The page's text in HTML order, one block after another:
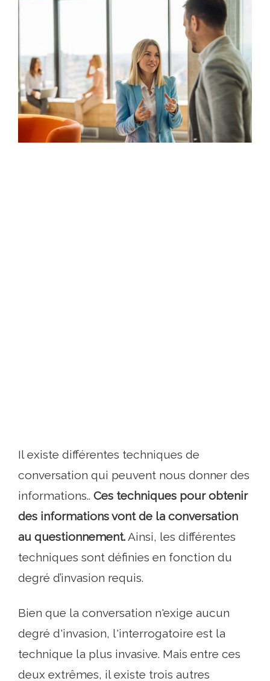
Il existe différentes techniques de
conversation qui peuvent nous donner des
informations.. Ces techniques pour obtenir
des informations vont de la conversation
au questionnement.Ainsi, les différentes
techniques sont définies en fonction du
degré d’invasion requis.
Bien que la conversation n'exige aucun
degré d'invasion, l'interrogatoire est la
technique la plus invasive. Mais entre ces
deux extrêmes, il existe trois autres